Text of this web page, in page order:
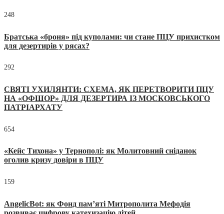
248
Братська «броня» під куполами: чи стане ПЦУ прихистком
для дезертирів у рясах?
292
СВЯТІ УХИЛЯНТИ: СХЕМА, ЯК ПЕРЕТВОРИТИ ПЦУ
НА «ОФШОР» ДЛЯ ДЕЗЕРТИРА ІЗ МОСКОВСЬКОГО
ПАТРІАРХАТУ
654
«Кейс Тихона» у Тернополі: як Молитовний сніданок
оголив кризу довіри в ПЦУ
159
AngelicBot: як Фонд пам’яті Митрополита Мефодія